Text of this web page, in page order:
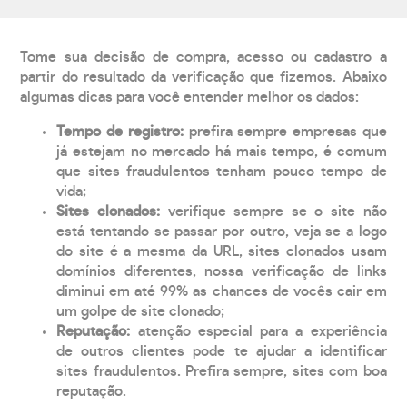
Tome sua decisão de compra, acesso ou cadastro a
partir do resultado da verificação que fizemos. Abaixo
algumas dicas para você entender melhor os dados:
Tempo de registro: prefira sempre empresas que
já estejam no mercado há mais tempo, é comum
que sites fraudulentos tenham pouco tempo de
vida;
Sites clonados: verifique sempre se o site não
está tentando se passar por outro, veja se a logo
do site é a mesma da URL, sites clonados usam
domínios diferentes, nossa verificação de links
diminui em até 99% as chances de vocês cair em
um golpe de site clonado;
Reputação: atenção especial para a experiência
de outros clientes pode te ajudar a identificar
sites fraudulentos. Prefira sempre, sites com boa
reputação.